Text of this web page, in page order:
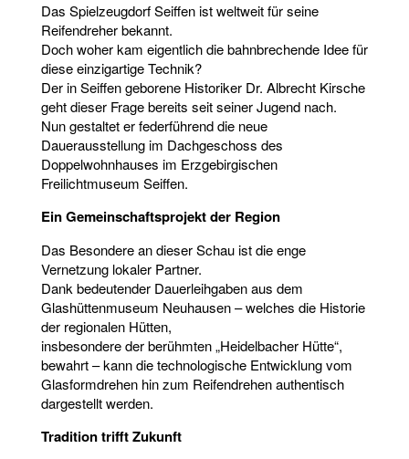
Das Spielzeugdorf Seiffen ist weltweit für seine
Reifendreher bekannt.
Doch woher kam eigentlich die bahnbrechende Idee für
diese einzigartige Technik?
Der in Seiffen geborene Historiker Dr. Albrecht Kirsche
geht dieser Frage bereits seit seiner Jugend nach.
Nun gestaltet er federführend die neue
Dauerausstellung im Dachgeschoss des
Doppelwohnhauses im Erzgebirgischen
Freilichtmuseum Seiffen.
Ein Gemeinschaftsprojekt der Region
Das Besondere an dieser Schau ist die enge
Vernetzung lokaler Partner.
Dank bedeutender Dauerleihgaben aus dem
Glashüttenmuseum Neuhausen – welches die Historie
der regionalen Hütten,
insbesondere der berühmten „Heidelbacher Hütte“,
bewahrt – kann die technologische Entwicklung vom
Glasformdrehen hin zum Reifendrehen authentisch
dargestellt werden.
Tradition trifft Zukunft